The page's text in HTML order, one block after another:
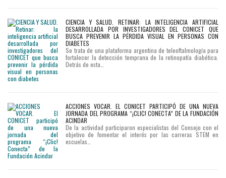
CIENCIA Y SALUD. RETINAR: LA INTELIGENCIA ARTIFICIAL
DESARROLLADA POR INVESTIGADORES DEL CONICET QUE
BUSCA PREVENIR LA PÉRDIDA VISUAL EN PERSONAS CON
DIABETES
Se trata de una plataforma argentina de teleoftalmología para
fortalecer la detección temprana de la retinopatía diabética.
Detrás de esta…
ACCIONES VOCAR. EL CONICET PARTICIPÓ DE UNA NUEVA
JORNADA DEL PROGRAMA “¡CLIC! CONECTA” DE LA FUNDACIÓN
ACINDAR
De la actividad participaron especialistas del Consejo con el
objetivo de fomentar el interés por las carreras STEM en
escuelas…